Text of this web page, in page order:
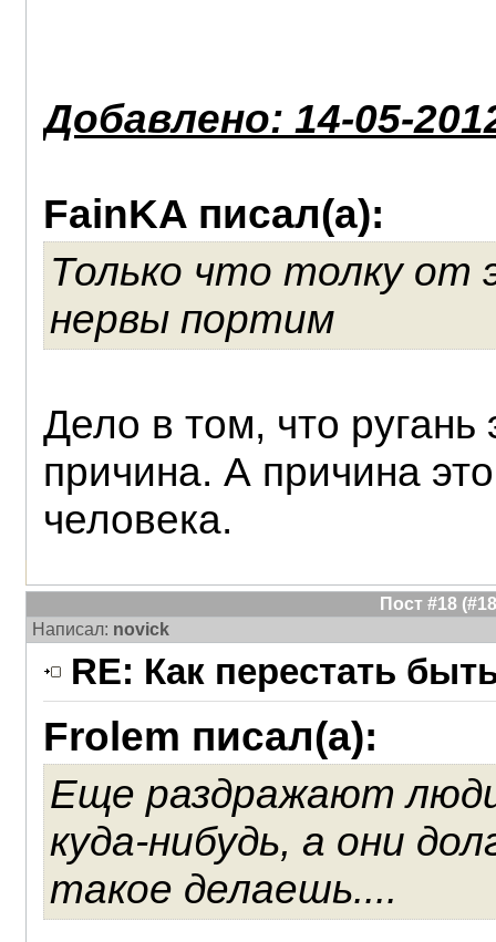
Добавлено: 14-05-
FainKA писал(а):
Только что толку от
нервы портим
Дело в том, что ругань
причина. А причина
человека.
Пост #18
Написал: novick
RE: Как перестать
Frolem писал(а):
Еще раздражают
куда-нибудь, а они
такое делаешь....